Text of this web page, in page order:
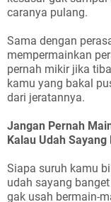
caranya pulang.
Sama dengan
mempermainkan
pernah mikir jika
kamu yang bakal
dari jeratannya.
Jangan Pernah
Kalau Udah
Siapa suruh kamu
udah sayang
gak usah bermain-